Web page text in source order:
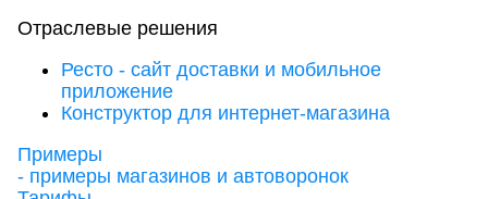
Отраслевые решения
Ресто - сайт доставки и мобильное
приложение
Конструктор для интернет-магазина
Примеры
- примеры магазинов и автоворонок